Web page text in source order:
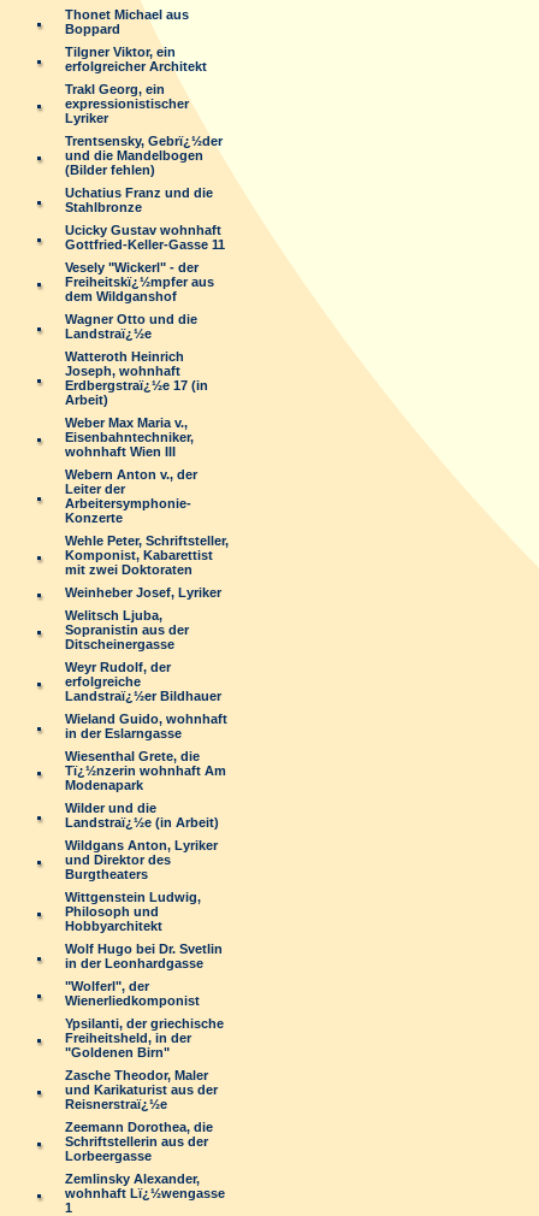
Thonet Michael aus
Boppard
Tilgner Viktor, ein
erfolgreicher Architekt
Trakl Georg, ein
expressionistischer
Lyriker
Trentsensky, Gebrï¿½der
und die Mandelbogen
(Bilder fehlen)
Uchatius Franz und die
Stahlbronze
Ucicky Gustav wohnhaft
Gottfried-Keller-Gasse 11
Vesely "Wickerl" - der
Freiheitskï¿½mpfer aus
dem Wildganshof
Wagner Otto und die
Landstraï¿½e
Watteroth Heinrich
Joseph, wohnhaft
Erdbergstraï¿½e 17 (in
Arbeit)
Weber Max Maria v.,
Eisenbahntechniker,
wohnhaft Wien III
Webern Anton v., der
Leiter der
Arbeitersymphonie-
Konzerte
Wehle Peter, Schriftsteller,
Komponist, Kabarettist
mit zwei Doktoraten
Weinheber Josef, Lyriker
Welitsch Ljuba,
Sopranistin aus der
Ditscheinergasse
Weyr Rudolf, der
erfolgreiche
Landstraï¿½er Bildhauer
Wieland Guido, wohnhaft
in der Eslarngasse
Wiesenthal Grete, die
Tï¿½nzerin wohnhaft Am
Modenapark
Wilder und die
Landstraï¿½e (in Arbeit)
Wildgans Anton, Lyriker
und Direktor des
Burgtheaters
Wittgenstein Ludwig,
Philosoph und
Hobbyarchitekt
Wolf Hugo bei Dr. Svetlin
in der Leonhardgasse
"Wolferl", der
Wienerliedkomponist
Ypsilanti, der griechische
Freiheitsheld, in der
"Goldenen Birn"
Zasche Theodor, Maler
und Karikaturist aus der
Reisnerstraï¿½e
Zeemann Dorothea, die
Schriftstellerin aus der
Lorbeergasse
Zemlinsky Alexander,
wohnhaft Lï¿½wengasse
1